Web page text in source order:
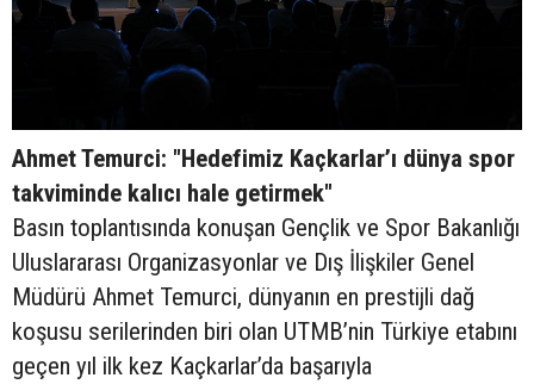
Ahmet Temurci: "Hedefimiz Kaçkarlar’ı dünya spor
takviminde kalıcı hale getirmek"
Basın toplantısında konuşan Gençlik ve Spor Bakanlığı
Uluslararası Organizasyonlar ve Dış İlişkiler Genel
Müdürü Ahmet Temurci, dünyanın en prestijli dağ
koşusu serilerinden biri olan UTMB’nin Türkiye etabını
geçen yıl ilk kez Kaçkarlar’da başarıyla